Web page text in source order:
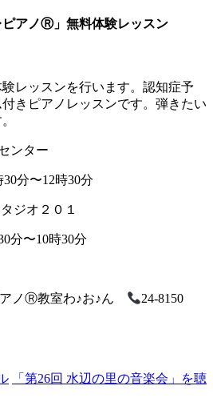
アノⓇ」無料体験レッスン
レッスンを行います。認知症予
きピアノレッスンです。弾きたい
ンター
分〜12時30分
ジオ２０１
分〜10時30分
アノⓇ教室わ♪お♪ん 24-8150
「第26回 水辺の里の音楽会」を聴